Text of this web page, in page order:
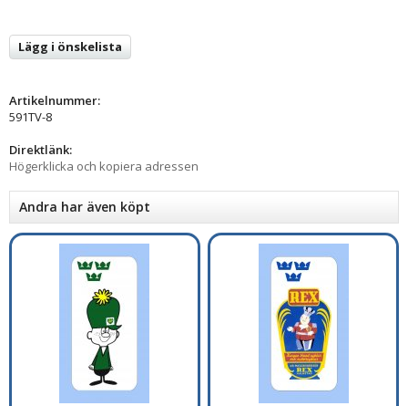
Lägg i önskelista
Artikelnummer:
591TV-8
Direktlänk:
Högerklicka och kopiera adressen
Andra har även köpt